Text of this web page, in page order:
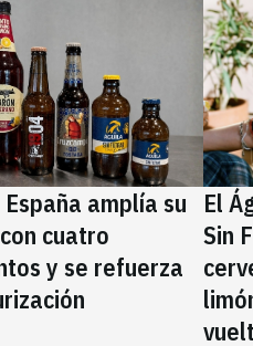
amplía su
cuatro
y se refuerza
El
Sin